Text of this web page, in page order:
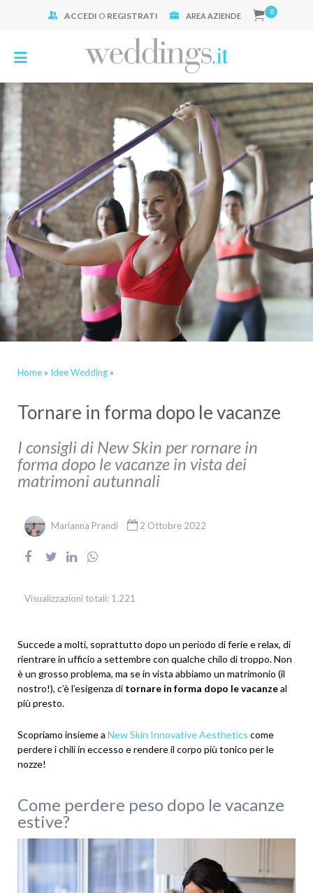
ACCEDI O REGISTRATI AREA AZIENDE 0
Home » Idee Wedding »
Tornare in forma dopo le vacanze
I consigli di New Skin per rornare in
forma dopo le vacanze in vista dei
matrimoni autunnali
Marianna Prandi 2 Ottobre 2022
Visualizzazioni totali: 1.221
Succede a molti, soprattutto dopo un periodo di ferie e relax, di
rientrare in ufficio a settembre con qualche chilo di troppo. Non
è un grosso problema, ma se in vista abbiamo un matrimonio (il
nostro!), c’è l’esigenza di tornare in forma dopo le vacanzeal
più presto.
Scopriamo insieme a New Skin Innovative Aesthetics come
perdere i chili in eccesso e rendere il corpo più tonico per le
nozze!
Come perdere peso dopo le vacanze
estive?